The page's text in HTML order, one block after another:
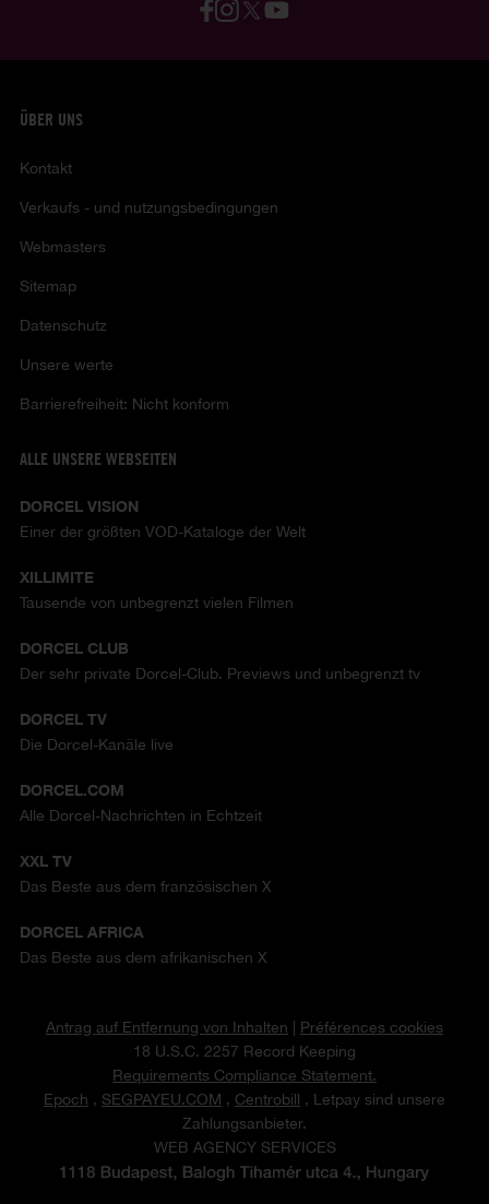
ÜBER UNS
Kontakt
Verkaufs - und nutzungsbedingungen
Webmasters
Sitemap
Datenschutz
Unsere werte
Barrierefreiheit: Nicht konform
ALLE UNSERE WEBSEITEN
DORCEL VISION
Einer der größten VOD-Kataloge der Welt
XILLIMITE
Tausende von unbegrenzt vielen Filmen
DORCEL CLUB
Der sehr private Dorcel-Club. Previews und unbegrenzt tv
DORCEL TV
Die Dorcel-Kanäle live
DORCEL.COM
Alle Dorcel-Nachrichten in Echtzeit
XXL TV
Das Beste aus dem französischen X
DORCEL AFRICA
Das Beste aus dem afrikanischen X
Antrag auf Entfernung von Inhalten
Préférences cookies
18 U.S.C. 2257 Record Keeping
Requirements Compliance Statement.
Epoch , SEGPAYEU.COM , Centrobill , Letpay sind unsere
Zahlungsanbieter.
WEB AGENCY SERVICES